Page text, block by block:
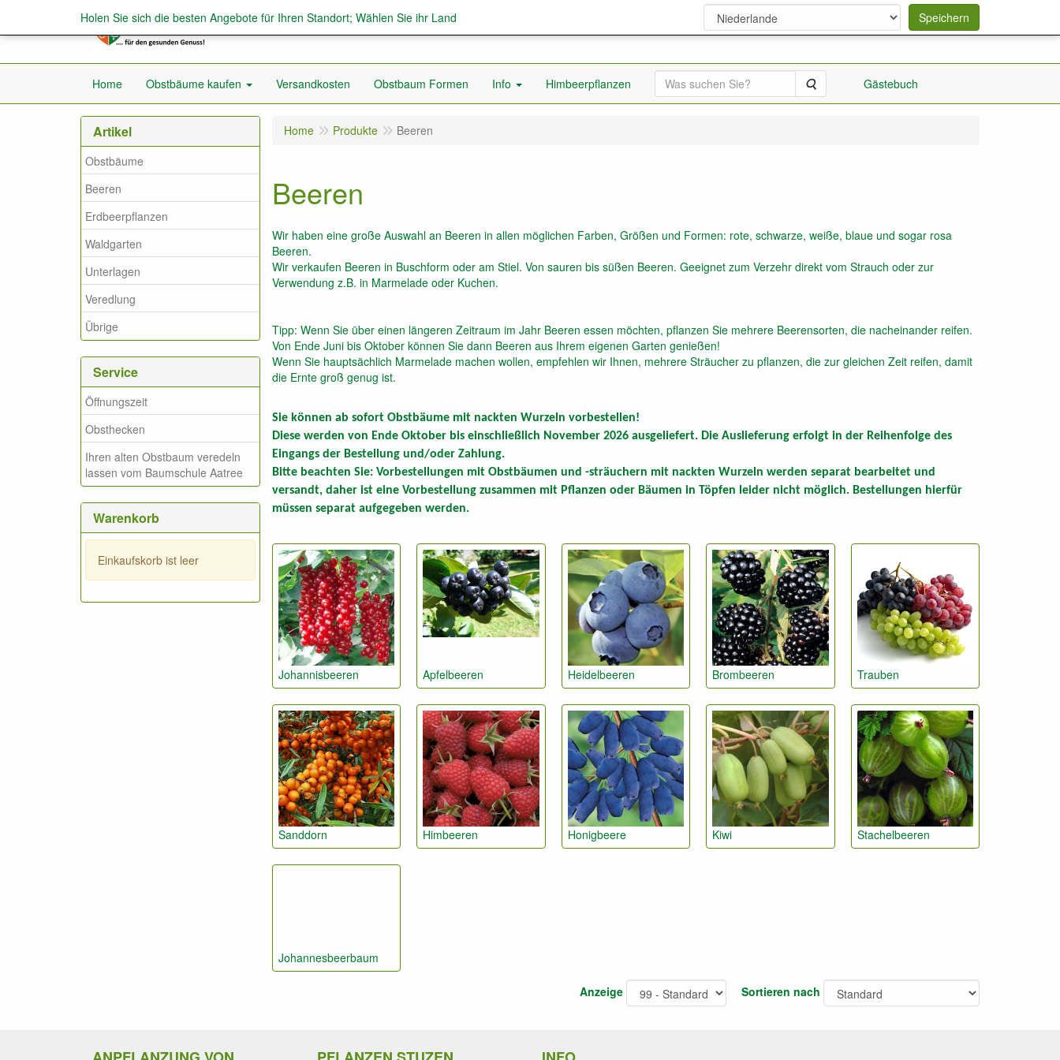
Home Obstbäume kaufen Versandkosten Obstbaum Formen Info Himbeerpflanzen Suche Gästebuch
Artikel
Obstbäume
Beeren
Erdbeerpflanzen
Waldgarten
Unterlagen
Veredlung
Übrige
Service
Öffnungszeit
Obsthecken
Ihren alten Obstbaum veredeln
lassen vom Baumschule Aatree
Warenkorb
Einkaufskorb ist leer
Home Produkte Beeren
Beeren
Wir haben eine große Auswahl an Beeren in allen möglichen Farben, Größen und Formen: rote, schwarze, weiße, blaue und sogar rosa
Beeren.
Wir verkaufen Beeren in Buschform oder am Stiel. Von sauren bis süßen Beeren. Geeignet zum Verzehr direkt vom Strauch oder zur
Verwendung z.B. in Marmelade oder Kuchen.
Tipp: Wenn Sie über einen längeren Zeitraum im Jahr Beeren essen möchten, pflanzen Sie mehrere Beerensorten, die nacheinander reifen.
Von Ende Juni bis Oktober können Sie dann Beeren aus Ihrem eigenen Garten genießen!
Wenn Sie hauptsächlich Marmelade machen wollen, empfehlen wir Ihnen, mehrere Sträucher zu pflanzen, die zur gleichen Zeit reifen, damit
die Ernte groß genug ist.
Sie können ab sofort Obstbäume mit nackten Wurzeln vorbestellen!
Diese werden von Ende Oktober bis einschließlich November 2026 ausgeliefert. Die Auslieferung erfolgt in der Reihenfolge des
Eingangs der Bestellung und/oder Zahlung.
Bitte beachten Sie: Vorbestellungen mit Obstbäumen und -sträuchern mit nackten Wurzeln werden separat bearbeitet und
versandt, daher ist eine Vorbestellung zusammen mit Pflanzen oder Bäumen in Töpfen leider nicht möglich. Bestellungen hierfür
müssen separat aufgegeben werden.
Johannisbeeren Apfelbeeren Heidelbeeren Brombeeren Trauben
Sanddorn Himbeeren Honigbeere Kiwi Stachelbeeren
Johannesbeerbaum
Anzeige Sortieren nach
Holen Sie sich die besten Angebote für Ihren Standort; Wählen Sie ihr Land Speichern